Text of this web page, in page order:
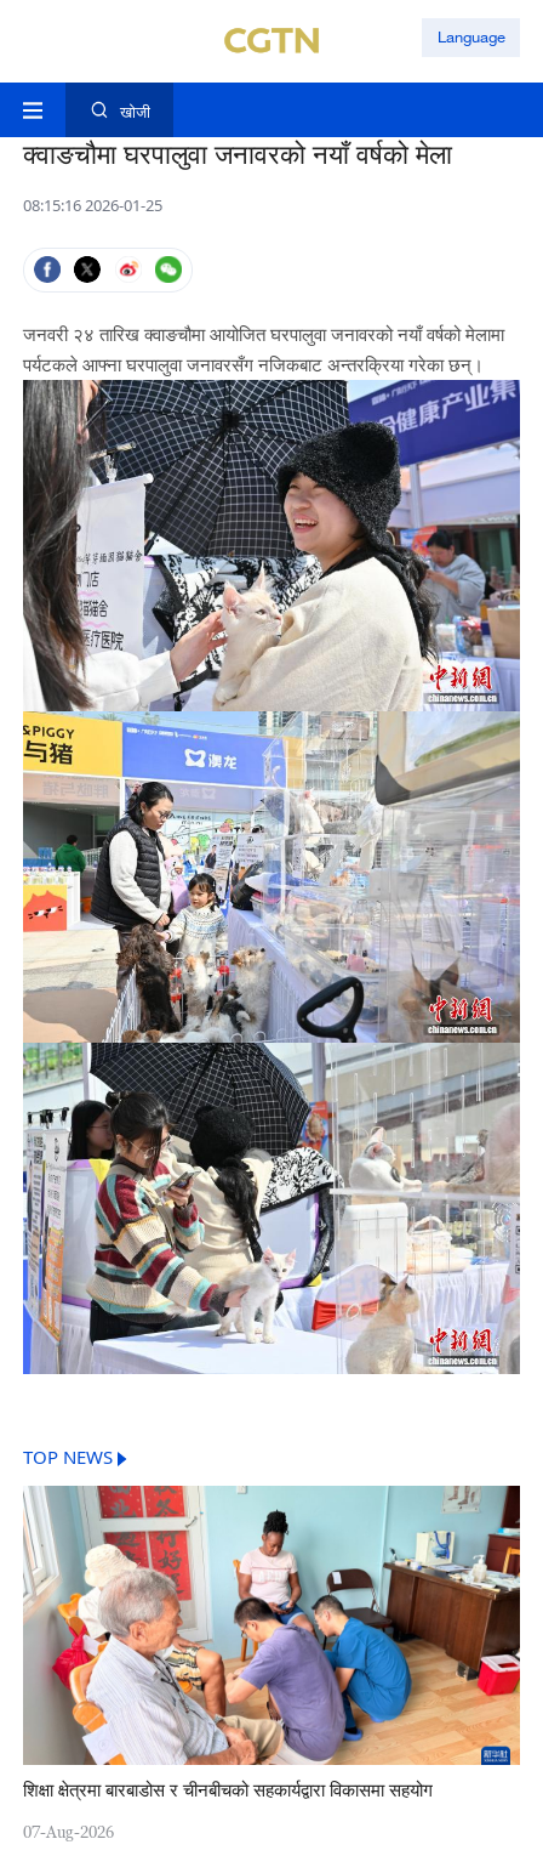
Language
खोजी
क्वाङचौमा घरपालुवा जनावरको नयाँ वर्षको मेला
08:15:16 2026-01-25
जनवरी २४ तारिख क्वाङचौमा आयोजित घरपालुवा जनावरको नयाँ वर्षको मेलामा
पर्यटकले आफ्ना घरपालुवा जनावरसँग नजिकबाट अन्तरक्रिया गरेका छन्।
TOP NEWS
शिक्षा क्षेत्रमा बारबाडोस र चीनबीचको सहकार्यद्वारा विकासमा सहयोग
07-Aug-2026